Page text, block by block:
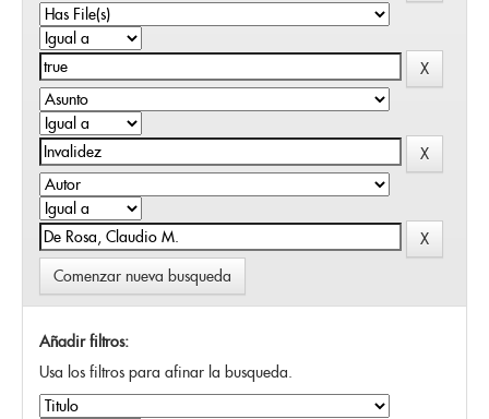
Comenzar nueva busqueda
Añadir filtros:
Usa los filtros para afinar la busqueda.